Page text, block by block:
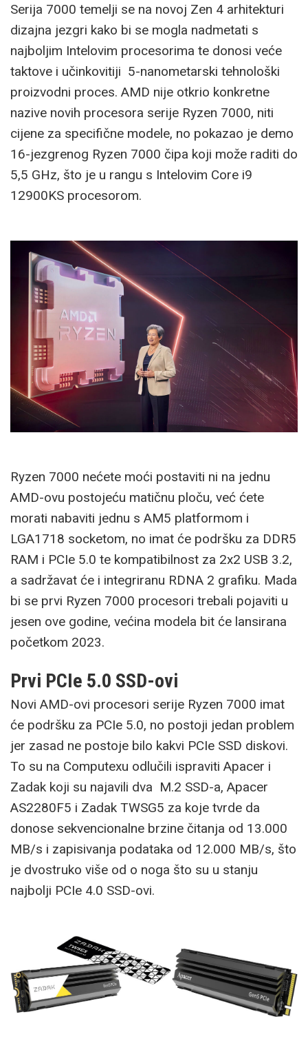
Serija 7000 temelji se na novoj Zen 4 arhitekturi
dizajna jezgri kako bi se mogla nadmetati s
najboljim Intelovim procesorima te donosi veće
taktove i učinkovitiji 5-nanometarski tehnološki
proizvodni proces. AMD nije otkrio konkretne
nazive novih procesora serije Ryzen 7000, niti
cijene za specifične modele, no pokazao je demo
16-jezgrenog Ryzen 7000 čipa koji može raditi do
5,5 GHz, što je u rangu s Intelovim Core i9
12900KS procesorom.
Ryzen 7000 nećete moći postaviti ni na jednu
AMD-ovu postojeću matičnu ploču, već ćete
morati nabaviti jednu s AM5 platformom i
LGA1718 socketom, no imat će podršku za DDR5
RAM i PCIe 5.0 te kompatibilnost za 2x2 USB 3.2,
a sadržavat će i integriranu RDNA 2 grafiku. Mada
bi se prvi Ryzen 7000 procesori trebali pojaviti u
jesen ove godine, većina modela bit će lansirana
početkom 2023.
Prvi PCIe 5.0 SSD-ovi
Novi AMD-ovi procesori serije Ryzen 7000 imat
će podršku za PCIe 5.0, no postoji jedan problem
jer zasad ne postoje bilo kakvi PCIe SSD diskovi.
To su na Computexu odlučili ispraviti Apacer i
Zadak koji su najavili dva M.2 SSD-a, Apacer
AS2280F5 i Zadak TWSG5 za koje tvrde da
donose sekvencionalne brzine čitanja od 13.000
MB/s i zapisivanja podataka od 12.000 MB/s, što
je dvostruko više od o noga što su u stanju
najbolji PCIe 4.0 SSD-ovi.